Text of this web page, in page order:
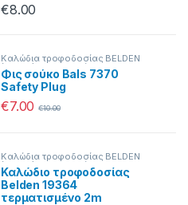
€8.00
Καλώδια τροφοδοσίας BELDEN
(19364) Προσφορές
Φις σούκο Bals 7370
Safety Plug
€7.00 €10.00
Καλώδια τροφοδοσίας BELDEN
(19364), Προσφορές
Καλώδιο τροφοδοσίας
Belden 19364
τερματισμένο 2m